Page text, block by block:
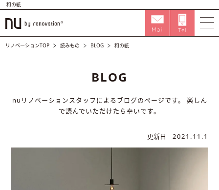
和の紙
リノベーションTOP 読みもの BLOG 和の紙
BLOG
nuリノベーションスタッフによるブログのページです。
楽しん
で読んでいただけたら幸いです。
更新日 2021.11.1